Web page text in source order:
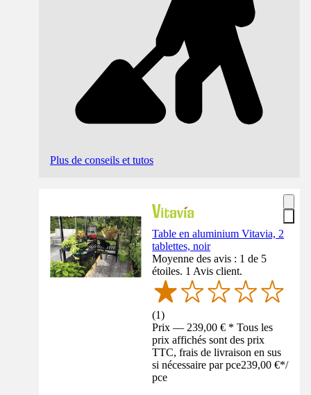
Plus de conseils et tutos
Table en aluminium Vitavia, 2
tablettes, noir
Moyenne des avis : 1 de 5
étoiles. 1 Avis client.
(1)
Prix — 239,00 € * Tous les
prix affichés sont des prix
TTC, frais de livraison en sus
si nécessaire par pce239,00 €*/
pce